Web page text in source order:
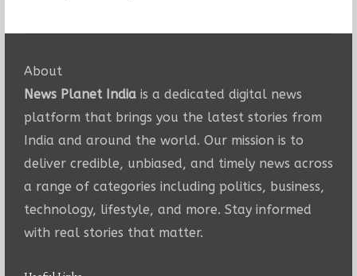
About
News Planet Indiais a dedicated digital news
platform that brings you the latest stories from
India and around the world. Our mission is to
deliver credible, unbiased, and timely news across
a range of categories including politics, business,
technology, lifestyle, and more. Stay informed
with real stories that matter.